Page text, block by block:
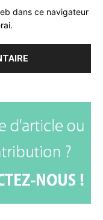
dans ce navigateur